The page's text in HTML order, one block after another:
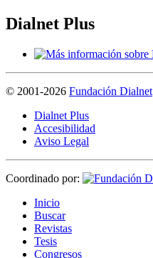
Dialnet Plus
© 2001-2026 Fundación Dialnet
Dialnet Plus
Accesibilidad
Aviso Legal
Coordinado por:
Inicio
Buscar
Revistas
Tesis
Congresos